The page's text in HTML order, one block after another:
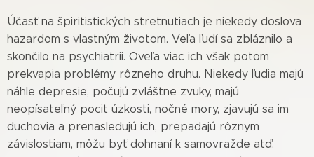
Účasť na špiritistických stretnutiach je niekedy doslova
hazardom s vlastným životom. Veľa ľudí sa zbláznilo a
skončilo na psychiatrii. Oveľa viac ich však potom
prekvapia problémy rôzneho druhu. Niekedy ľudia majú
náhle depresie, počujú zvláštne zvuky, majú
neopísateľný pocit úzkosti, nočné mory, zjavujú sa im
duchovia a prenasledujú ich, prepadajú rôznym
závislostiam, môžu byť dohnaní k samovražde atď.